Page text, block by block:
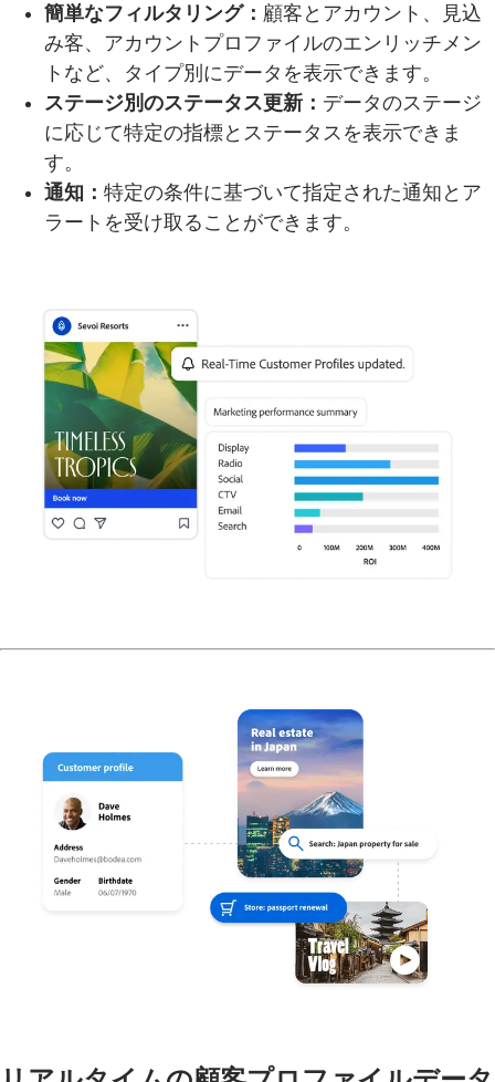
簡単なフィルタリング： 顧客とアカウント、見込
み客、アカウントプロファイルのエンリッチメン
トなど、タイプ別にデータを表示できます。
ステージ別のステータス更新： データのステージ
に応じて特定の指標とステータスを表示できま
す。
通知： 特定の条件に基づいて指定された通知とア
ラートを受け取ることができます。